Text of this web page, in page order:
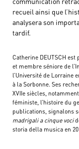
recueil ainsi que
analysera son
tardif.
Catherine DEUTSCH
et membre séniore de
l’Université de Lorraine
à la Sorbonne. Ses
XVIIe siècles,
féministe, l’histoire du
publications, signalons
madrigali a cinque voci
storia della musica en